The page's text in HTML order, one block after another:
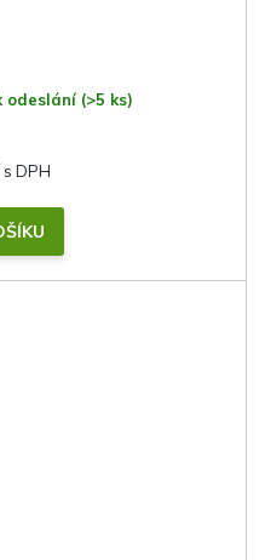
odeslání (>5 ks)